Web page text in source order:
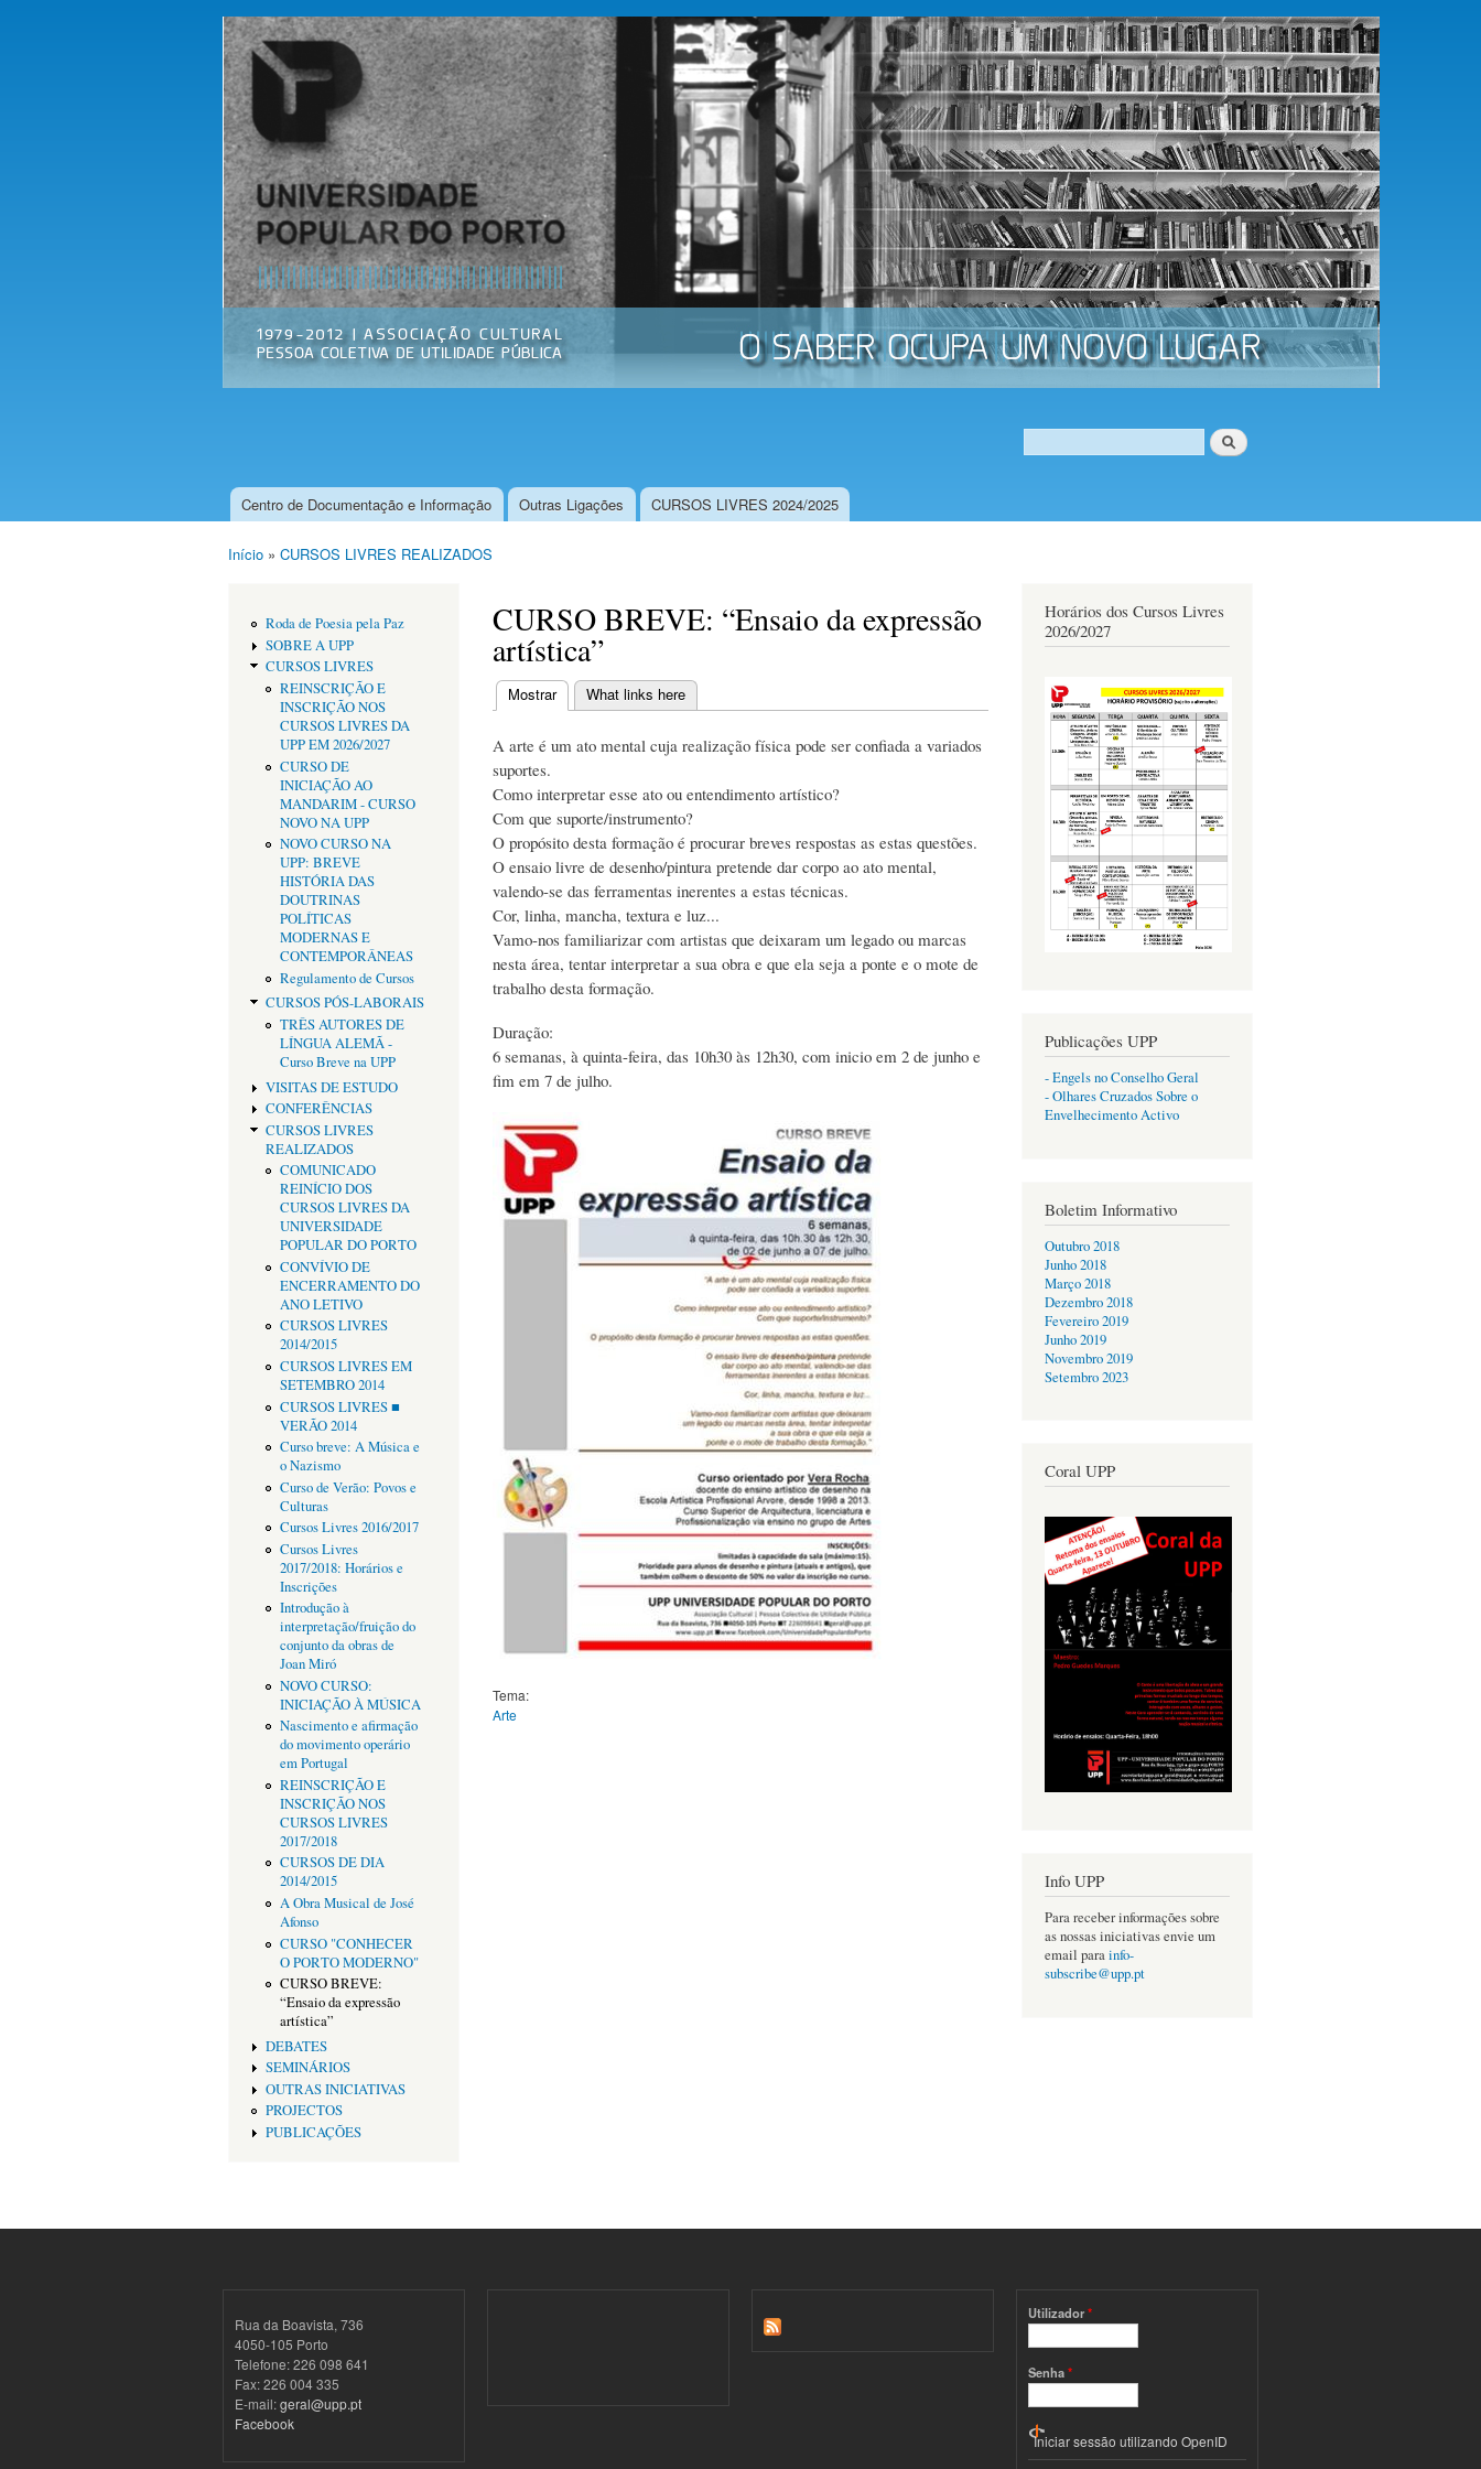
Passar
para o
conteúdo
principal
Universidade
Popular do
Porto
Associação
Cultural
Formulário de procura
Procurar
Menu principal
Centro de Documentação e Informação Outras Ligações CURSOS LIVRES 2024/2025
Início » CURSOS LIVRES REALIZADOS
Roda de Poesia pela Paz
SOBRE A UPP
CURSOS LIVRES
REINSCRIÇÃO E
INSCRIÇÃO NOS
CURSOS LIVRES DA
UPP EM 2026/2027
CURSO DE
INICIAÇÃO AO
MANDARIM - CURSO
NOVO NA UPP
NOVO CURSO NA
UPP: BREVE
HISTÓRIA DAS
DOUTRINAS
POLÍTICAS
MODERNAS E
CONTEMPORÂNEAS
Regulamento de Cursos
CURSOS PÓS-LABORAIS
TRÊS AUTORES DE
LÍNGUA ALEMÃ -
Curso Breve na UPP
VISITAS DE ESTUDO
CONFERÊNCIAS
CURSOS LIVRES
REALIZADOS
COMUNICADO
REINÍCIO DOS
CURSOS LIVRES DA
UNIVERSIDADE
POPULAR DO PORTO
CONVÍVIO DE
ENCERRAMENTO DO
ANO LETIVO
CURSOS LIVRES
2014/2015
CURSOS LIVRES EM
SETEMBRO 2014
CURSOS LIVRES ■
VERÃO 2014
Curso breve: A Música e
o Nazismo
Curso de Verão: Povos e
Culturas
Cursos Livres 2016/2017
Cursos Livres
2017/2018: Horários e
Inscrições
Introdução à
interpretação/fruição do
conjunto da obras de
Joan Miró
NOVO CURSO:
INICIAÇÃO À MÚSICA
Nascimento e afirmação
do movimento operário
em Portugal
REINSCRIÇÃO E
INSCRIÇÃO NOS
CURSOS LIVRES
2017/2018
CURSOS DE DIA
2014/2015
A Obra Musical de José
Afonso
CURSO "CONHECER
O PORTO MODERNO"
CURSO BREVE:
“Ensaio da expressão
artística”
DEBATES
SEMINÁRIOS
OUTRAS INICIATIVAS
PROJECTOS
PUBLICAÇÕES
CURSO BREVE: “Ensaio da expressão
artística”
Separadores primários
Mostrar(separador ativo)
What links here
A arte é um ato mental cuja realização física pode ser confiada a variados
suportes.
Como interpretar esse ato ou entendimento artístico?
Com que suporte/instrumento?
O propósito desta formação é procurar breves respostas as estas questões.
O ensaio livre de desenho/pintura pretende dar corpo ao ato mental,
valendo-se das ferramentas inerentes a estas técnicas.
Cor, linha, mancha, textura e luz...
Vamo-nos familiarizar com artistas que deixaram um legado ou marcas
nesta área, tentar interpretar a sua obra e que ela seja a ponte e o mote de
trabalho desta formação.
Duração:
6 semanas, à quinta-feira, das 10h30 às 12h30, com inicio em 2 de junho e
fim em 7 de julho.
Tema:
Arte
Horários dos Cursos Livres
2026/2027
Publicações UPP
- Engels no Conselho Geral
- Olhares Cruzados Sobre o
Envelhecimento Activo
Boletim Informativo
Outubro 2018
Junho 2018
Março 2018
Dezembro 2018
Fevereiro 2019
Junho 2019
Novembro 2019
Setembro 2023
Coral UPP
Info UPP
Para receber informações sobre
as nossas iniciativas envie um
email parainfo-
subscribe@upp.pt
Rua da Boavista, 736
4050-105 Porto
Telefone: 226 098 641
Fax: 226 004 335
E-mail:geral@upp.pt
Facebook
Utilizador*
Senha*
Iniciar sessão utilizando OpenID